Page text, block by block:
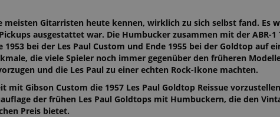
meisten Gitarristen heute kennen, wirklich zu sich selbst fand. Es
ausgestattet war. Die Humbucker zusammen mit der ABR-1
bei der Les Paul Custom und Ende 1955 bei der Goldtop auf
die viele Spieler noch immer gegenüber den früheren
und die Les Paul zu einer echten Rock-Ikone machten.
mit Gibson Custom die 1957 Les Paul Goldtop Reissue
der frühen Les Paul Goldtops mit Humbuckern, die den
Preis bietet.